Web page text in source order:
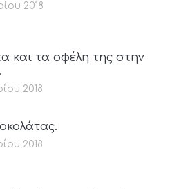
2018
και τα οφέλη της στην
2018
2018